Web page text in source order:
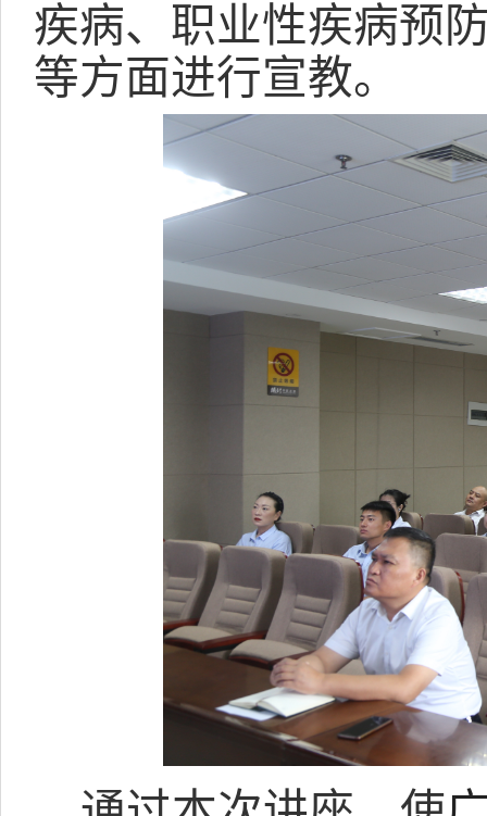
疾病、职业性疾病预
等方面进行宣教。